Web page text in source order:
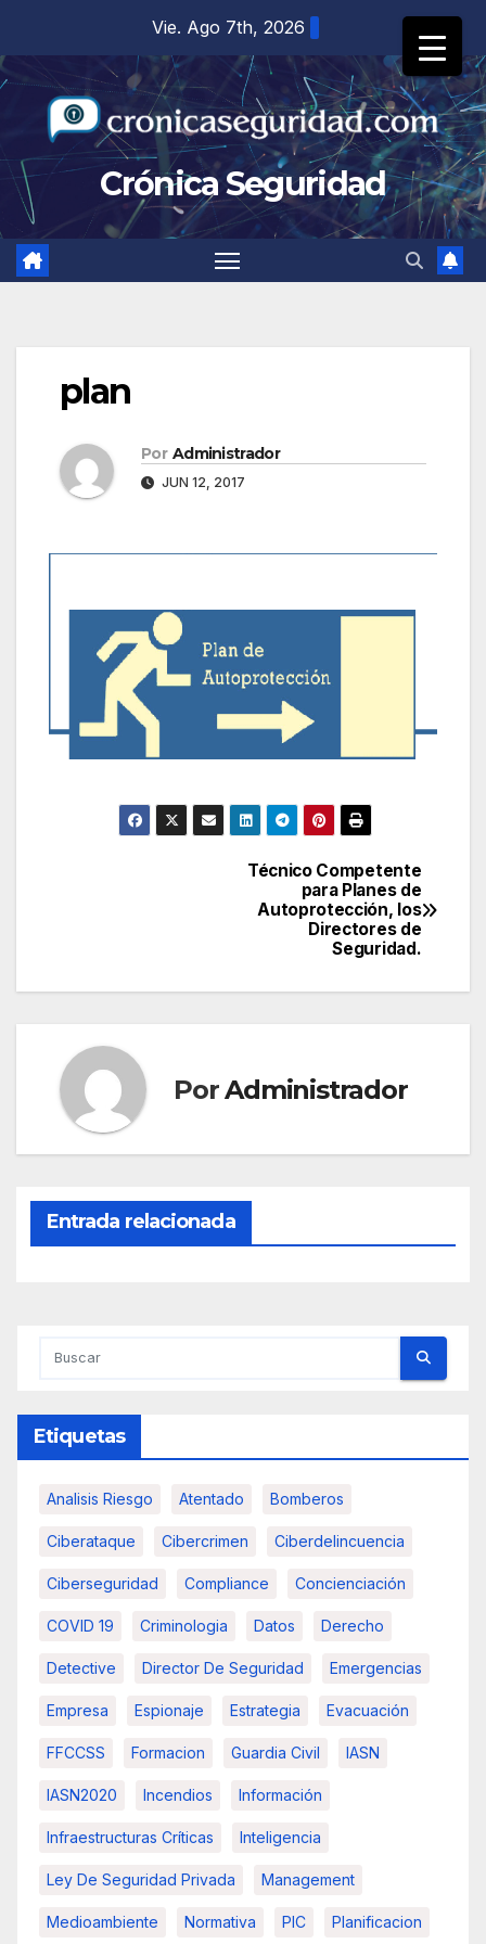
contenido
Vie. Ago 7th, 2026
Crónica Seguridad
plan
Por Administrador
JUN 12, 2017
Técnico Competente
para Planes de
Autoprotección, los
Directores de
Seguridad.
PorAdministrador
Entrada relacionada
Etiquetas
Analisis Riesgo Atentado Bomberos
Ciberataque Cibercrimen Ciberdelincuencia
Ciberseguridad Compliance Concienciación
COVID 19 Criminologia Datos Derecho
Detective Director De Seguridad Emergencias
Empresa Espionaje Estrategia Evacuación
FFCCSS Formacion Guardia Civil IASN
IASN2020 Incendios Información
Infraestructuras Críticas Inteligencia
Ley De Seguridad Privada Management
Medioambiente Normativa PIC Planificacion